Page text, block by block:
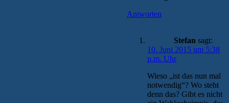
Antworten
Stefan sagt:
10. Juni 2015 um 5:38
p.m. Uhr
Wieso „ist das nun mal
notwendig“? Wo steht
denn das? Gibt es nicht